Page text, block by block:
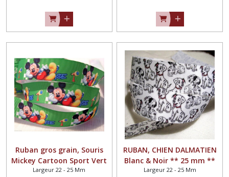
Ruban gros grain, Souris
Mickey Cartoon Sport Vert
Gazon ** 22 mm **Galon
Largeur 22 - 25 Mm
RUBAN, CHIEN DALMATIEN
Blanc & Noir ** 25 mm **
Galon gros grain imprimé -
Largeur 22 - 25 Mm